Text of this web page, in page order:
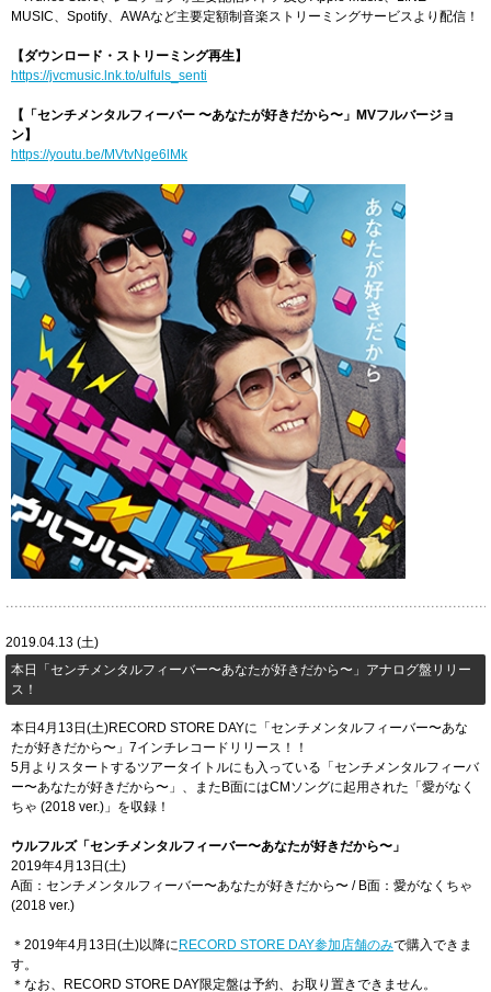
MUSIC、Spotify、AWAなど主要定額制音楽ストリーミングサービスより配信！
【ダウンロード・ストリーミング再生】
https://jvcmusic.lnk.to/ulfuls_senti
【「センチメンタルフィーバー 〜あなたが好きだから〜」MVフルバージョ
ン】
https://youtu.be/MVtvNge6lMk​
2019.04.13 (土)
​本日「センチメンタルフィーバー〜あなたが好きだから〜」アナログ盤リリー
ス！
本日4月13日(土)RECORD STORE DAYに「センチメンタルフィーバー〜あな
たが好きだから〜」7インチレコードリリース！！
5月よりスタートするツアータイトルにも入っている「センチメンタルフィーバ
ー〜あなたが好きだから〜」、またB面にはCMソングに起用された「愛がなく
ちゃ (2018 ver.)」を収録！
ウルフルズ「センチメンタルフィーバー〜あなたが好きだから〜」
2019年4月13日(土)
A面：センチメンタルフィーバー〜あなたが好きだから〜 / B面：愛がなくちゃ
(2018 ver.)
＊2019年4月13日(土)以降にRECORD STORE DAY参加店舗のみで購入できま
す。
＊なお、RECORD STORE DAY限定盤は予約、お取り置きできません。